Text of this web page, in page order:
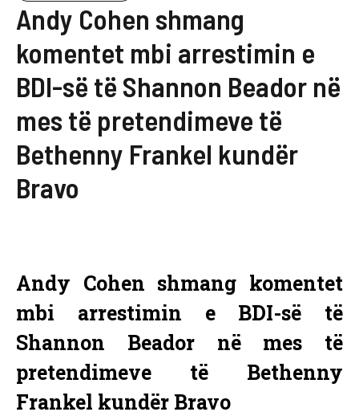
Andy Cohen shmang
komentet mbi arrestimin e
BDI-së të Shannon Beador në
mes të pretendimeve të
Bethenny Frankel kundër
Bravo
Andy Cohen shmang komentet
mbi arrestimin e BDI-së të
Shannon Beador në mes të
pretendimeve të Bethenny
Frankel kundër Bravo